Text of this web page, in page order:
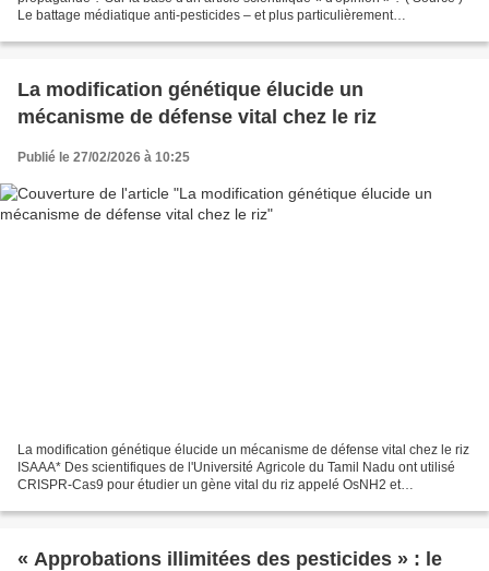
Le battage médiatique anti-pesticides – et plus particulièrement
La modification génétique élucide un
mécanisme de défense vital chez le riz
Publié le 27/02/2026 à 10:25
La modification génétique élucide un mécanisme de défense vital chez le riz
ISAAA* Des scientifiques de l'Université Agricole du Tamil Nadu ont utilisé
CRISPR-Cas9 pour étudier un gène vital du riz appelé OsNH2 et
« Approbations illimitées des pesticides » : le